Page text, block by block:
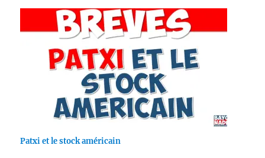
Patxi et le stock américain